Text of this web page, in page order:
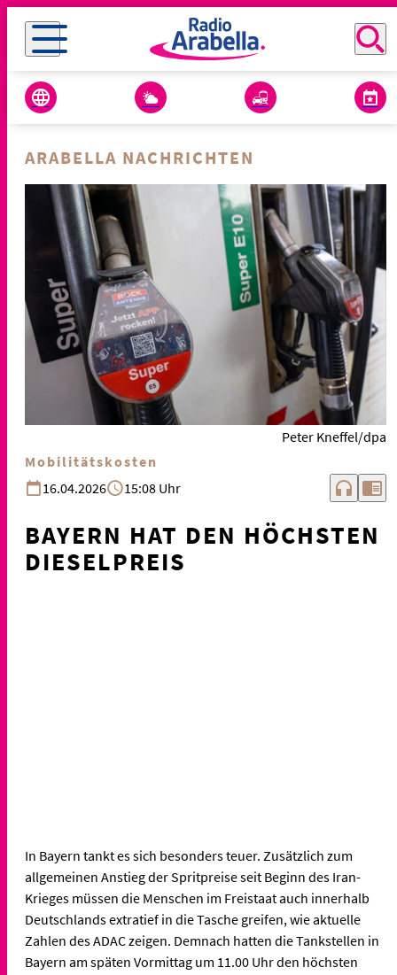
ARABELLA NACHRICHTEN
Peter Kneffel/dpa
Mobilitätskosten
16.04.2026
15:08 Uhr headphones chrome_reader_mode
BAYERN HAT DEN HÖCHSTEN
DIESELPREIS
In Bayern tankt es sich besonders teuer. Zusätzlich zum
allgemeinen Anstieg der Spritpreise seit Beginn des Iran-
Krieges müssen die Menschen im Freistaat auch innerhalb
Deutschlands extratief in die Tasche greifen, wie aktuelle
Zahlen des ADAC zeigen. Demnach hatten die Tankstellen in
Bayern am späten Vormittag um 11.00 Uhr den höchsten